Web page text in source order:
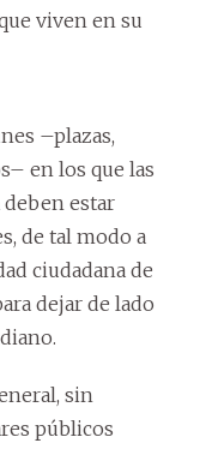
viven en su
–plazas,
en los que las
estar
de tal modo a
ciudadana de
dejar de lado
sin
públicos